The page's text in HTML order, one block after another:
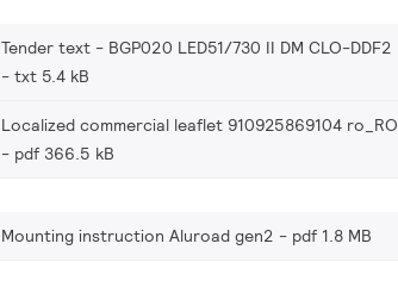
Tender text - BGP020 LED51/730 II DM CLO-DDF2
txt 5.4 kB
Localized commercial leaflet 910925869104 ro_RO
pdf 366.5 kB
Mounting instruction Aluroad gen2 pdf 1.8 MB